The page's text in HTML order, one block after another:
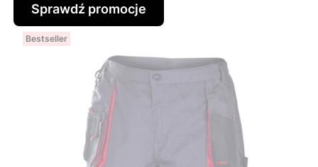
Sprawdź promocje
Bestseller